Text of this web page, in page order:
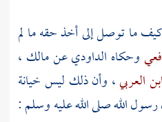
ما توصل إلى أخذ حقه ما لم
وحكاه الداوديعنمالك ،
ابن العربي، وأن ذلك ليس خيانة
الله صلى الله عليه وسلم :